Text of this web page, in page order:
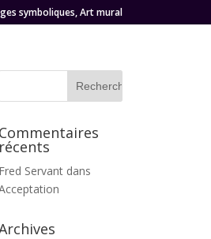
symboliques, Art mural
Commentaires
récents
Fred Servant dans